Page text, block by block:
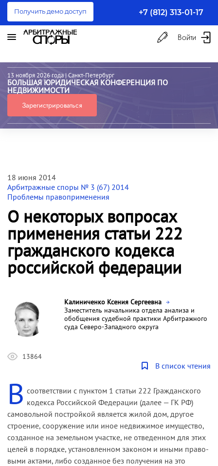
Получить демо доступ +7 (812) 313-01-17
Войти
13 ноября 2026 года | Санкт-Петербург
БОЛЬШАЯ ЮРИДИЧЕСКАЯ КОНФЕРЕНЦИЯ ПО
НЕДВИЖИМОСТИ
Зарегистрироваться
18 июня 2014
Арбитражные споры № 3 (67) 2014
Проблемы правоприменения
О некоторых вопросах
применения статьи 222
гражданского кодекса
российской федерации
Калиниченко Ксения Сергеевна
Заместитель начальника отдела анализа и
обобщения судебной практики Арбитражного
суда Северо-Западного округа
13864
В список чтения
В соответствии с пунктом 1 статьи 222 Гражданского
кодекса Рос­сийской Федерации (далее — ГК РФ)
самовольной постройкой является жилой дом, другое
строение, сооружение или иное недви­жимое имущество,
созданное на земельном участке, не отведенном для этих
целей в порядке, установленном законом и иными право­
выми актами, либо созданное без получения на это